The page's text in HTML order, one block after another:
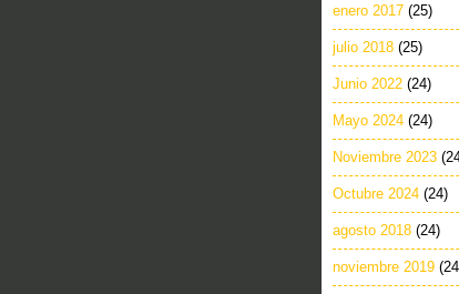
enero 2017 (25)
julio 2018 (25)
Junio 2022 (24)
Mayo 2024 (24)
Noviembre 2023
Octubre 2024 (24)
agosto 2018 (24)
noviembre 2019